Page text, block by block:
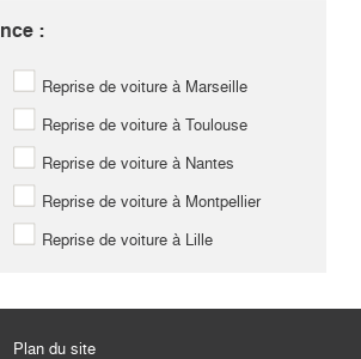
:
Reprise de voiture à Marseille
Reprise de voiture à Toulouse
Reprise de voiture à Nantes
Reprise de voiture à Montpellier
Reprise de voiture à Lille
Plan du site